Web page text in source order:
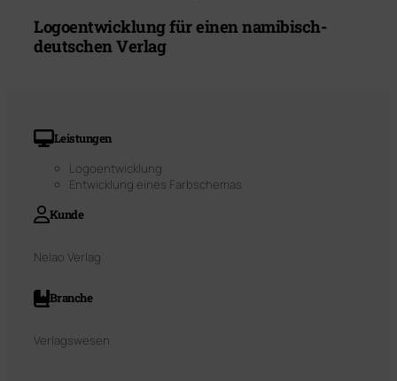
Logoentwicklung für einen namibisch-
deutschen Verlag
Leistungen
Logoentwicklung
Entwicklung eines Farbschemas
Kunde
Nelao Verlag
Branche
Verlagswesen